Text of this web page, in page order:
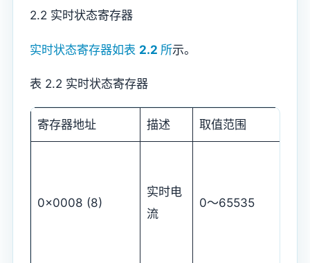
2.2 实时状态寄存器
实时状态寄存器如表 2.2 所示。
表 2.2 实时状态寄存器
寄存器地址 描述 取值范围
0x0008 (8)
实时电
流
0～65535